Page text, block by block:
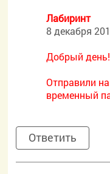
Лабиринт
8 декабря
Добрый день!
Отправили
временный
Ответить